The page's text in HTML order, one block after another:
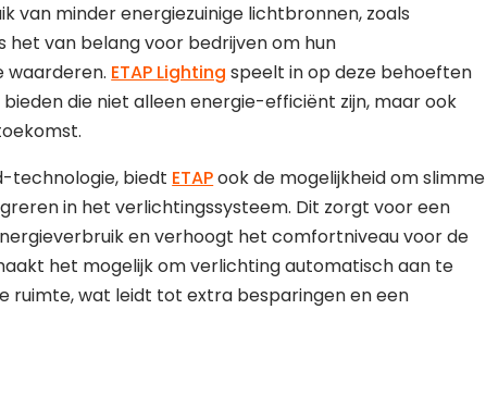
van minder energiezuinige lichtbronnen, zoals
het van belang voor bedrijven om hun
waarderen. ETAP Lighting speelt in op deze behoeften
die niet alleen energie-efficiënt zijn, maar ook
technologie, biedt ETAPook de mogelijkheid om slimme
in het verlichtingssysteem. Dit zorgt voor een
en verhoogt het comfortniveau voor de
het mogelijk om verlichting automatisch aan te
ruimte, wat leidt tot extra besparingen en een